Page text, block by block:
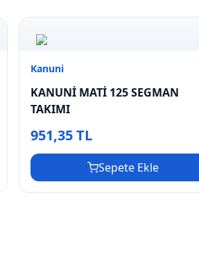
Kanuni
KANUNİ MATİ 125 SEGMAN
TAKIMI
951,35 TL
Sepete Ekle